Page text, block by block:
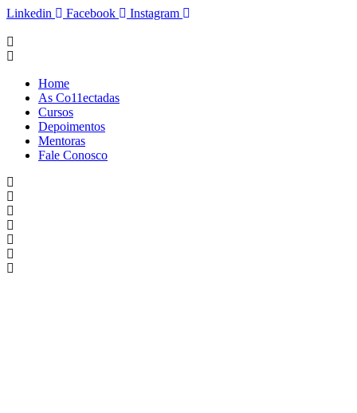
Ir
o
conteúdo
Linkedin Facebook Instagram
Home
As Co11ectadas
Cursos
Depoimentos
Mentoras
Fale Conosco